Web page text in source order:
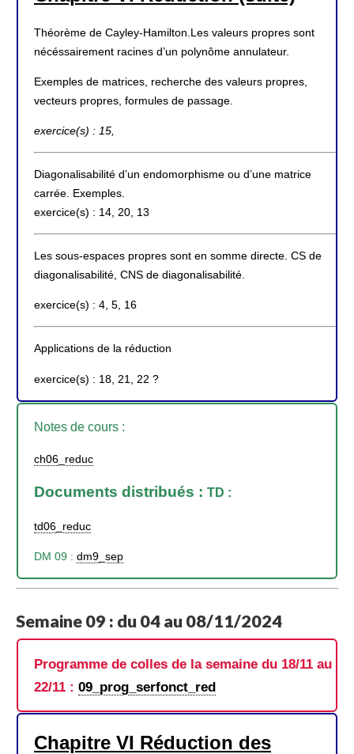
Théorème de Cayley-Hamilton.Les valeurs propres sont
nécéssairement racines d’un polynôme annulateur.
Exemples de matrices, recherche des valeurs propres,
vecteurs propres, formules de passage.
exercice(s) : 15,
Diagonalisabilité d’un endomorphisme ou d’une matrice
carrée. Exemples.
exercice(s) : 14, 20, 13
Les sous-espaces propres sont en somme directe. CS de
diagonalisabilité, CNS de diagonalisabilité.
exercice(s) : 4, 5, 16
Applications de la réduction
exercice(s) : 18, 21, 22 ?
Notes de cours :
ch06_reduc
Documents distribués : TD :
td06_reduc
DM 09 : dm9_sep
Semaine 09 : du 04 au 08/11/2024
Programme de colles de la semaine du 18/11 au
22/11 : 09_prog_serfonct_red
Chapitre VI Réduction des